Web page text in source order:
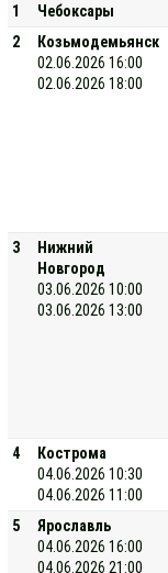
1
Чебоксары
2
Козьмодемьянск
02.06.2026 16:00
02.06.2026 18:00
3
Нижний
Новгород
03.06.2026 10:00
03.06.2026 13:00
4
Кострома
04.06.2026 10:30
04.06.2026 11:00
5
Ярославль
04.06.2026 16:00
04.06.2026 21:00